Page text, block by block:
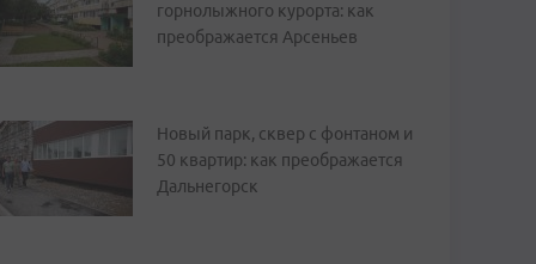
горнолыжного курорта: как
преображается Арсеньев
Новый парк, сквер с фонтаном и
50 квартир: как преображается
Дальнегорск